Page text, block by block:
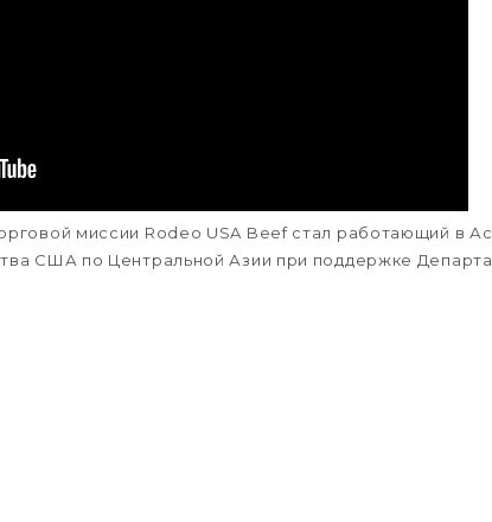
миссии Rodeo USA Beef стал работающий в
США по Центральной Азии при поддержке